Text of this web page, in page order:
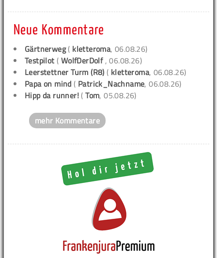
Neue Kommentare
Gärtnerweg( kletteroma, 06.08.26)
Testpilot ( WolfDerDolf , 06.08.26)
Leerstettner Turm (R8) ( kletteroma, 06.08.26)
Papa on mind ( Patrick_Nachname, 06.08.26)
Hipp da runner! (Tom, 05.08.26)
mehr Kommentare